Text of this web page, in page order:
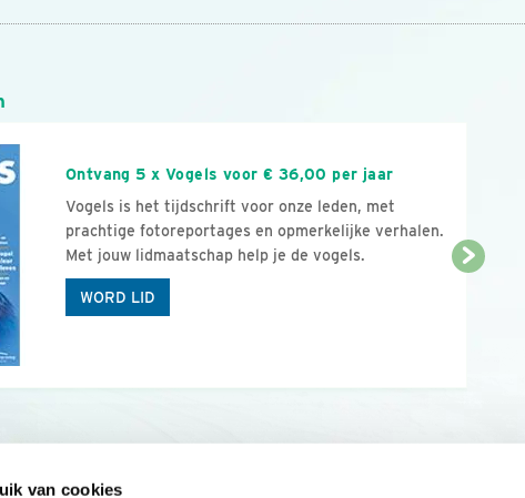
van cookies
Ontvang 5 x Vogels voor € 36,00 per jaar
Vogels is het tijdschrift voor onze leden, met
prachtige fotoreportages en opmerkelijke verhalen.
Met jouw lidmaatschap help je de vogels.
WORD LID